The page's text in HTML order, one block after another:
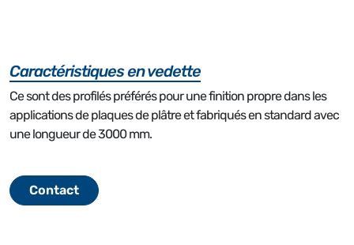
Caractéristiques en vedette
Ce sont des profilés préférés pour une finition propre dans les
applications de plaques de plâtre et fabriqués en standard avec
une longueur de 3000 mm.
Contact